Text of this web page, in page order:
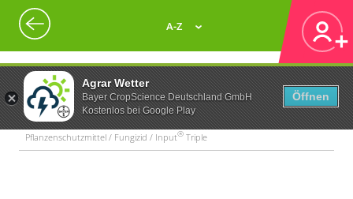
Agrar Wetter
Bayer CropScience Deutschland GmbH
Kostenlos bei Google Play
Öffnen
A-Z
Pflanzenschutzmittel / Fungizid / Input® Triple